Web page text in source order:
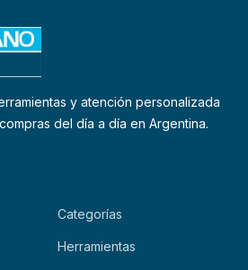
y atención personalizada
del día a día en Argentina.
Categorías
Herramientas